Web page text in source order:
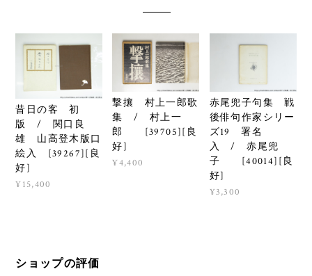
昔日の客 初
版 / 関口良
雄 山高登木版口
絵入 [39267][良
好]
¥15,400
撃攘 村上一郎歌
集 / 村上一
郎 [39705][良
好]
¥4,400
赤尾兜子句集 戦
後俳句作家シリー
ズ19 署名
入 / 赤尾兜
子 [40014][良
好]
¥3,300
ショップの評価